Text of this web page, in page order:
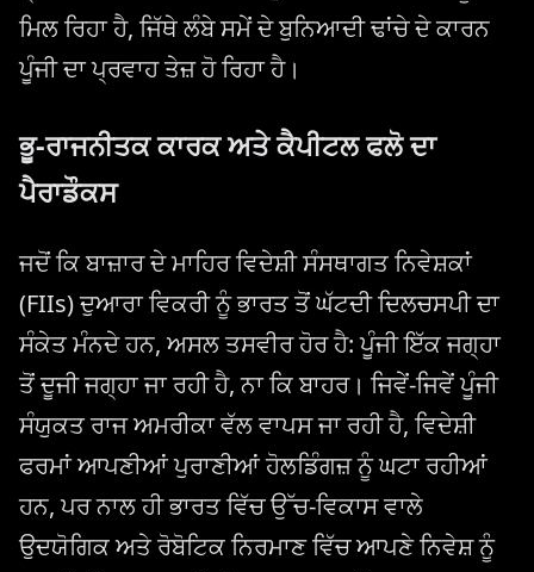
ਮਿਲ ਰਿਹਾ ਹੈ, ਜਿੱਥੇ ਲੰਬੇ ਸਮੇਂ ਦੇ ਬੁਨਿਆਦੀ ਢਾਂਚੇ ਦੇ ਕਾਰਨ
ਪੂੰਜੀ ਦਾ ਪ੍ਰਵਾਹ ਤੇਜ਼ ਹੋ ਰਿਹਾ ਹੈ।
ਭੂ-ਰਾਜਨੀਤਕ ਕਾਰਕ ਅਤੇ ਕੈਪੀਟਲ ਫਲੋ ਦਾ
ਪੈਰਾਡੌਕਸ
ਜਦੋਂ ਕਿ ਬਾਜ਼ਾਰ ਦੇ ਮਾਹਿਰ ਵਿਦੇਸ਼ੀ ਸੰਸਥਾਗਤ ਨਿਵੇਸ਼ਕਾਂ
(FIIs) ਦੁਆਰਾ ਵਿਕਰੀ ਨੂੰ ਭਾਰਤ ਤੋਂ ਘੱਟਦੀ ਦਿਲਚਸਪੀ ਦਾ
ਸੰਕੇਤ ਮੰਨਦੇ ਹਨ, ਅਸਲ ਤਸਵੀਰ ਹੋਰ ਹੈ: ਪੂੰਜੀ ਇੱਕ ਜਗ੍ਹਾ
ਤੋਂ ਦੂਜੀ ਜਗ੍ਹਾ ਜਾ ਰਹੀ ਹੈ, ਨਾ ਕਿ ਬਾਹਰ। ਜਿਵੇਂ-ਜਿਵੇਂ ਪੂੰਜੀ
ਸੰਯੁਕਤ ਰਾਜ ਅਮਰੀਕਾ ਵੱਲ ਵਾਪਸ ਜਾ ਰਹੀ ਹੈ, ਵਿਦੇਸ਼ੀ
ਫਰਮਾਂ ਆਪਣੀਆਂ ਪੁਰਾਣੀਆਂ ਹੋਲਡਿੰਗਜ਼ ਨੂੰ ਘਟਾ ਰਹੀਆਂ
ਹਨ, ਪਰ ਨਾਲ ਹੀ ਭਾਰਤ ਵਿੱਚ ਉੱਚ-ਵਿਕਾਸ ਵਾਲੇ
ਉਦਯੋਗਿਕ ਅਤੇ ਰੋਬੋਟਿਕ ਨਿਰਮਾਣ ਵਿੱਚ ਆਪਣੇ ਨਿਵੇਸ਼ ਨੂੰ